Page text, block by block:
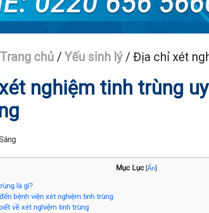
chủ / Yếu sinh lý/ Địa chỉ xét
nghiệm tinh trùng
Mục Lục [Ẩn]
là gì?
bệnh viện xét nghiệm tinh trùng
về xét nghiệm tinh trùng